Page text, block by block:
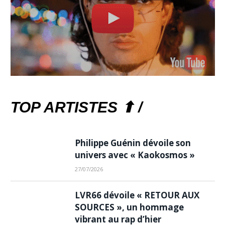
TOP ARTISTES ⬆ /
Philippe Guénin dévoile son
univers avec « Kaokosmos »
27/07/2026
LVR66 dévoile « RETOUR AUX
SOURCES », un hommage
vibrant au rap d’hier